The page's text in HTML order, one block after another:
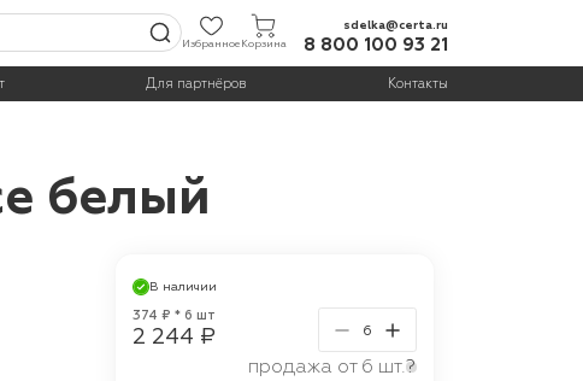
ИзбранноеКорзина
sdelka@certa.ru
8 800 100 93 21
Для партнёров Контакты
белый
В наличии
374 ₽ * 6 шт
2 244 ₽
продажа от 6 шт.?